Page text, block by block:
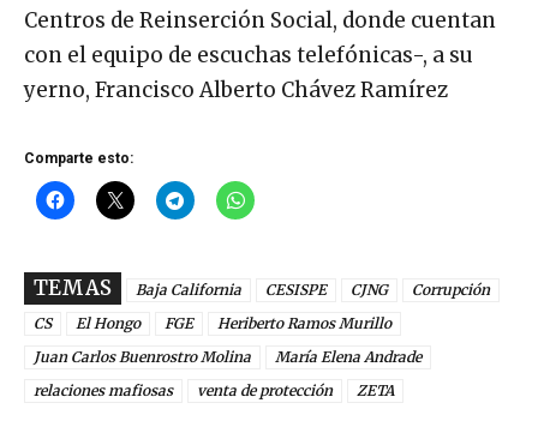
Centros de Reinserción Social, donde cuentan
con el equipo de escuchas telefónicas-, a su
yerno, Francisco Alberto Chávez Ramírez
Comparte esto:
TEMAS Baja California CESISPE CJNG
Corrupción
CS
El Hongo FGE
Heriberto Ramos Murillo
Juan Carlos Buenrostro Molina
María Elena Andrade
relaciones mafiosas
venta de protección ZETA